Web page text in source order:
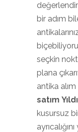
bir adım
seçkin
plana
antika
satım
kusursuz